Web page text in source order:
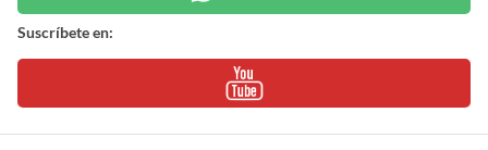
Suscríbete en: